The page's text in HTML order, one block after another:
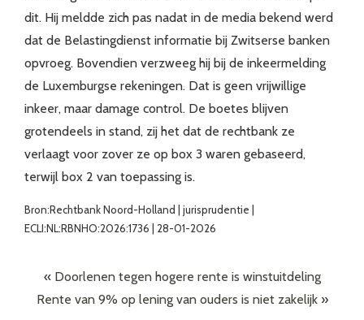
dit. Hij meldde zich pas nadat in de media bekend werd
dat de Belastingdienst informatie bij Zwitserse banken
opvroeg. Bovendien verzweeg hij bij de inkeermelding
de Luxemburgse rekeningen. Dat is geen vrijwillige
inkeer, maar damage control. De boetes blijven
grotendeels in stand, zij het dat de rechtbank ze
verlaagt voor zover ze op box 3 waren gebaseerd,
terwijl box 2 van toepassing is.
Bron:Rechtbank Noord-Holland | jurisprudentie |
ECLI:NL:RBNHO:2026:1736 | 28-01-2026
« Doorlenen tegen hogere rente is winstuitdeling
Rente van 9% op lening van ouders is niet zakelijk»